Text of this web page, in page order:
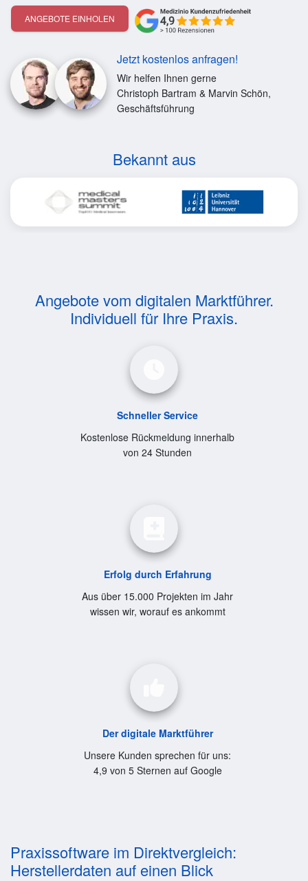
ANGEBOTE EINHOLEN
Jetzt kostenlos anfragen!
Wir helfen Ihnen gerne
Christoph Bartram & Marvin Schön,
Geschäftsführung
Bekannt aus
Angebote vom digitalen Marktführer.
Individuell für Ihre Praxis.
Schneller Service
Kostenlose Rückmeldung innerhalb
von 24 Stunden
Erfolg durch Erfahrung
Aus über 15.000 Projekten im Jahr
wissen wir, worauf es ankommt
Der digitale Marktführer
Unsere Kunden sprechen für uns:
4,9 von 5 Sternen auf Google
Praxissoftware im Direktvergleich:
Herstellerdaten auf einen Blick